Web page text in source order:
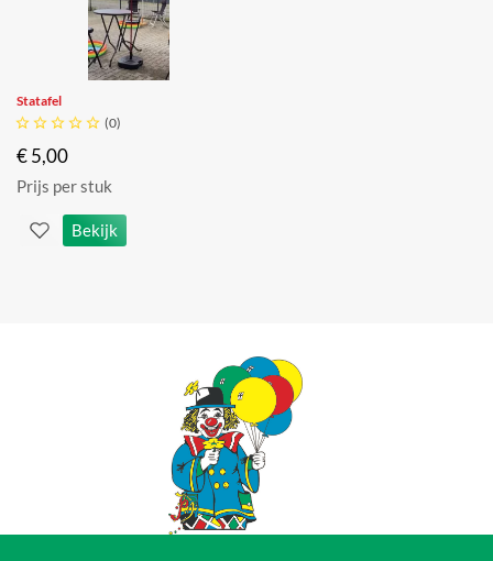
Statafel
     (0)
€ 5,00
Prijs per stuk
Bekijk